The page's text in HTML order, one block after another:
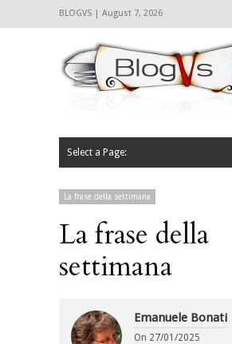
BLOGVS | August 7, 2026
Select a Page:
La frase della settimana
La frase della
settimana
Emanuele Bonati
On 27/01/2025